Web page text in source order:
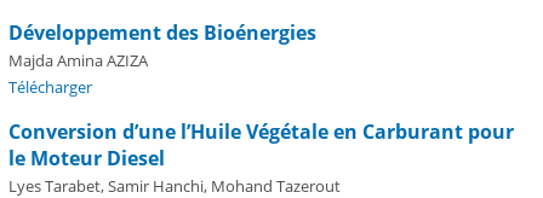
Développement des Bioénergies
Majda Amina AZIZA
Télécharger
Conversion d’une l’Huile Végétale en Carburant pour
le Moteur Diesel
Lyes Tarabet, Samir Hanchi, Mohand Tazerout